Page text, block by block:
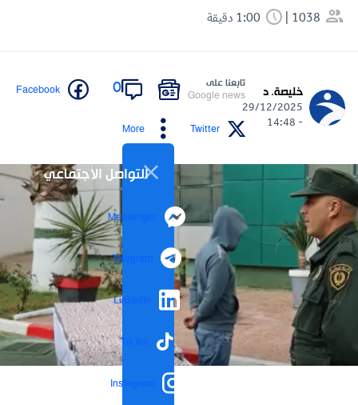
1038
خليصة. د
29/12/2025
- 14:48
تابعنا على
Google news
0
Facebook
Twitter
More
التواصل الاجتماعي
Messenger
Telegram
LinkedIn
TikTok
Instagram